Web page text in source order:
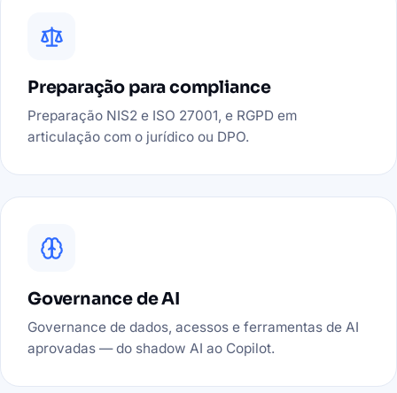
Preparação para compliance
Preparação NIS2 e ISO 27001, e RGPD em
articulação com o jurídico ou DPO.
Governance de AI
Governance de dados, acessos e ferramentas de AI
aprovadas — do shadow AI ao Copilot.